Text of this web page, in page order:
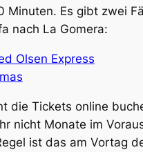
Minuten. Es gibt zwei
nach La Gomera:
Olsen Express
die Tickets online
nicht Monate im
ist das am Vortag